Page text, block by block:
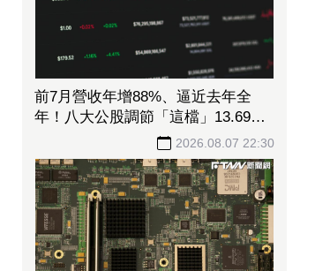
前7月營收年增88%、逼近去年全
年！八大公股調節「這檔」13.69億
2026.08.07 22:30